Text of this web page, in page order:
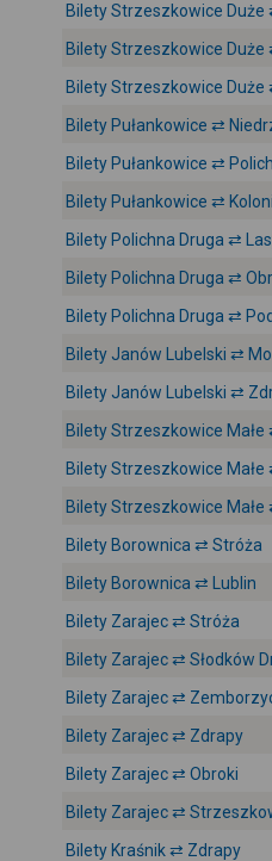
Bilety Strzeszkowice Duże
Bilety Strzeszkowice
Bilety Strzeszkowice Duże
Bilety Pułankowice ⇄
Bilety Pułankowice ⇄
Bilety Pułankowice ⇄
Bilety Polichna Druga ⇄
Bilety Polichna Druga ⇄
Bilety Polichna Druga ⇄
Bilety Janów Lubelski ⇄
Bilety Janów Lubelski ⇄
Bilety Strzeszkowice
Bilety Strzeszkowice
Bilety Strzeszkowice Małe
Bilety Borownica ⇄ Stróża
Bilety Borownica ⇄ Lublin
Bilety Zarajec ⇄ Stróża
Bilety Zarajec ⇄ Słodków
Bilety Zarajec ⇄
Bilety Zarajec ⇄ Zdrapy
Bilety Zarajec ⇄ Obroki
Bilety Zarajec ⇄
Bilety Kraśnik ⇄ Zdrapy